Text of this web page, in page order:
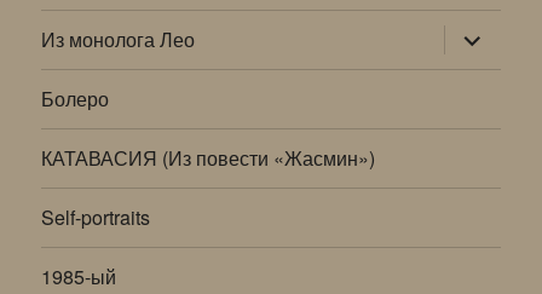
Из монолога Лео раскрыть
дочернее
меню
Болеро
КАТАВАСИЯ (Из повести «Жасмин»)
Self-portraits
1985-ый